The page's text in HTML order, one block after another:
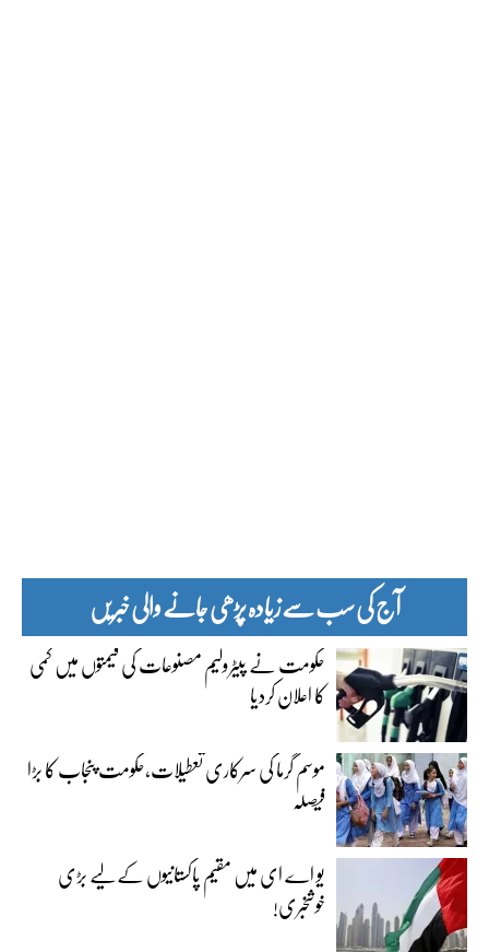
آج کی سب سے زیادہ پڑھی جانے والی خبریں
حکومت نے پیٹرولیم مصنوعات کی قیمتوں میں کمی
کا اعلان کردیا
موسم گرما کی سرکاری تعطیلات،حکومت پنجاب کا بڑا
فیصلہ
یو اے ای میں مقیم پاکستانیوں کے لیے بڑی
خوشخبری!